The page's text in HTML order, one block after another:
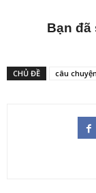
Bạn đã
CHỦ ĐỀ câu